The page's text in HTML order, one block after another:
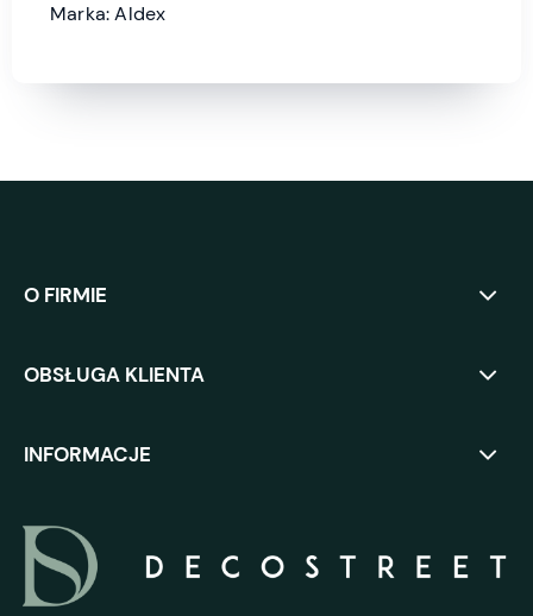
Marka: Aldex
O FIRMIE
OBSŁUGA KLIENTA
INFORMACJE